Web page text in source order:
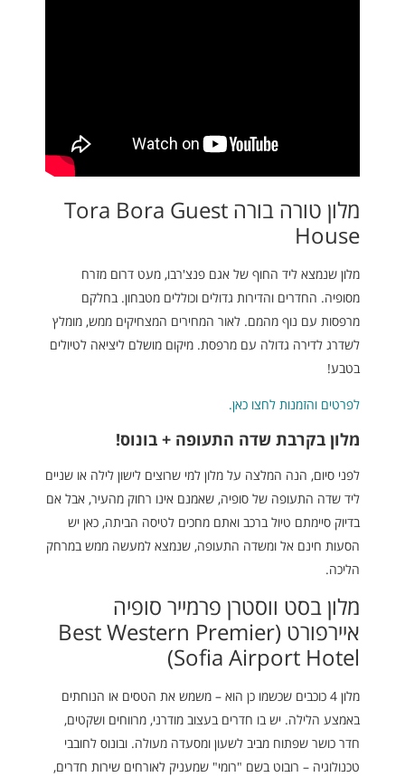
מלון טורה בורה Tora Bora Guest
House
מלון שנמצא ליד החוף של אגם פנצ'רבו, מעט דרום מזרח
מסופיה. החדרים והדירות גדולים וכוללים מטבחון. בחלקם
מרפסות עם נוף מהמם. לאור המחירים המצחיקים ממש, מומלץ
לשדרג לדירה גדולה עם מרפסת. מיקום מושלם ליציאה לטיולים
בטבע!
לפרטים והזמנות לחצו כאן.
מלון בקרבת שדה התעופה + בונוס!
לפני סיום, הנה המלצה על מלון למי שרוצים לישון לילה או שניים
ליד שדה התעופה של סופיה, שאמנם אינו רחוק מהעיר, אבל אם
בדיוק סיימתם טיול ברכב ואתם מחכים לטיסה הביתה, כאן יש
הסעות חינם אל ומשדה התעופה, שנמצא למעשה ממש במרחק
הליכה.
מלון בסט ווסטרן פרמייר סופיה
איירפורט (Best Western Premier
Sofia Airport Hotel)
מלון 4 כוכבים שכשמו כן הוא – משמש את הטסים או הנוחתים
באמצע הלילה. יש בו חדרים בעצוב מודרני, מרווחים ושקטים,
חדר כושר שפתוח מביב לשעון ומסעדה מעולה. ובונוס לחובבי
טכנולוגיה – רובוט בשם "רומי" שמעניק לאורחים שירות חדרים,